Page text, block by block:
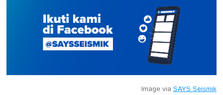
Image via SAYS Seismik